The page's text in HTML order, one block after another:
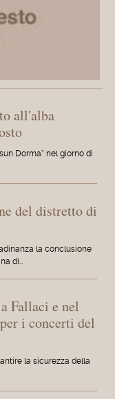
all'alba
Dorma" nel giorno di
del distretto di
la conclusione
di…
Fallaci e nel
i concerti del
la sicurezza della